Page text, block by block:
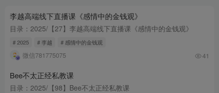
李越高端线下直播课《感情中的金钱观》
目录：2025/【27】李越高端线下直播课《感情中的金钱观》
# 2025 # 李越 # 感情中的金钱观
微信781775075 41
Bee不太正经私教课
目录：2025/【98】Bee不太正经私教课